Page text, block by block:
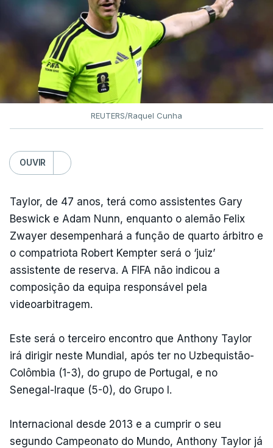
REUTERS/Raquel Cunha
OUVIR
Taylor, de 47 anos, terá como assistentes Gary
Beswick e Adam Nunn, enquanto o alemão Felix
Zwayer desempenhará a função de quarto árbitro e
o compatriota Robert Kempter será o ‘juiz’
assistente de reserva. A FIFA não indicou a
composição da equipa responsável pela
videoarbitragem.
Este será o terceiro encontro que Anthony Taylor
irá dirigir neste Mundial, após ter no Uzbequistão-
Colômbia (1-3), do grupo de Portugal, e no
Senegal-Iraque (5-0), do Grupo I.
Internacional desde 2013 e a cumprir o seu
segundo Campeonato do Mundo, Anthony Taylor já